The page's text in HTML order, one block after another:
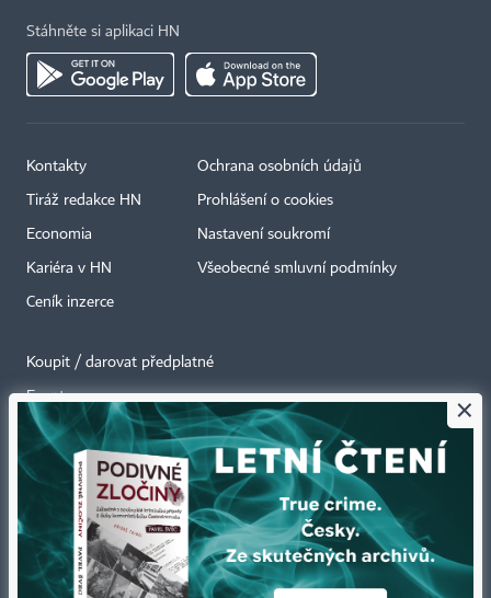
Stáhněte si aplikaci HN
Kontakty
Tiráž redakce HN
Economia
Kariéra v HN
Ceník inzerce
Ochrana osobních údajů
Prohlášení o cookies
Nastavení soukromí
Všeobecné smluvní podmínky
Koupit / darovat předplatné
Eventy
Newslettery
RSS kanály
Autorská práva vykonává vydavatel. Bez písemného svolení vydavatele je
zakázáno jakékoli užití částí nebo celku díla, zejména rozmnožování a šíření
jakýmkoli způsobem, mechanickým nebo elektronickým, v českém nebo
×